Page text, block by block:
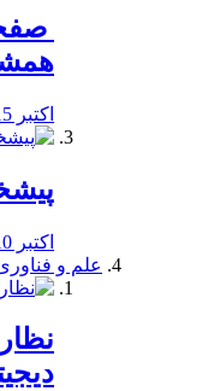
اکتبر 15, 2019
اکتبر 10, 2019
علم و